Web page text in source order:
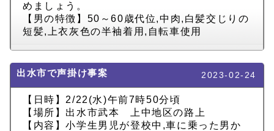
めましょう。
【男の特徴】50～60歳代位,中肉,白髪交じりの
短髪,上衣灰色の半袖着用,自転車使用
出水市で声掛け事案 2023-02-24
【日時】2/22(水)午前7時50分頃
【場所】出水市武本 上中地区の路上
【内容】小学生男児が登校中,車に乗った男か